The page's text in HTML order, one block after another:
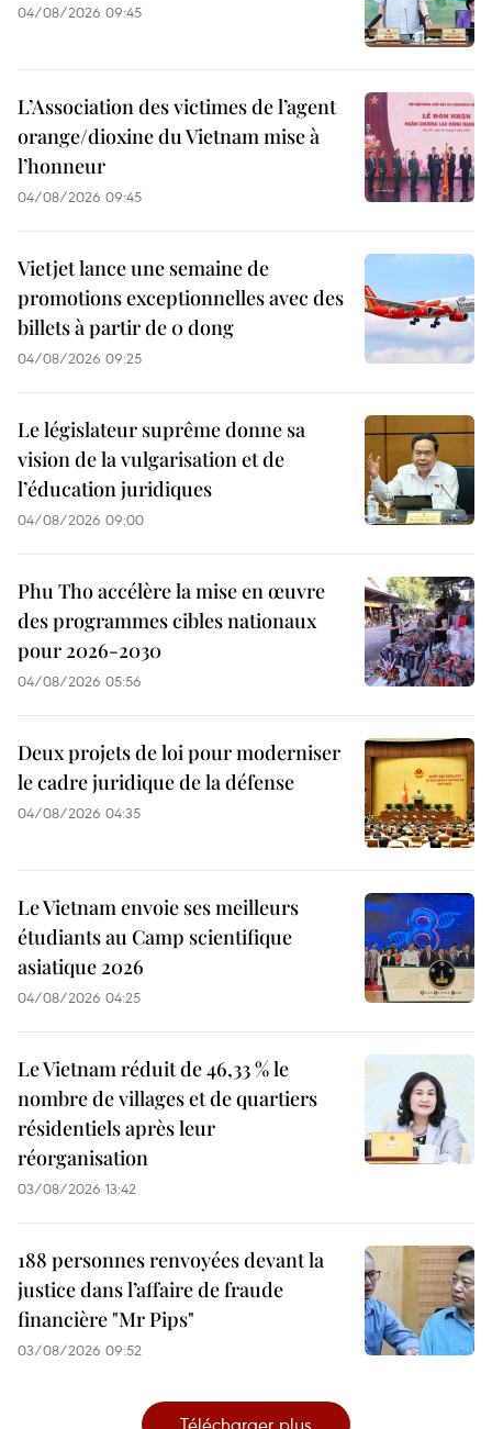
04/08/2026 09:45
L’Association des victimes de l’agent
orange/dioxine du Vietnam mise à
l’honneur
04/08/2026 09:45
Vietjet lance une semaine de
promotions exceptionnelles avec des
billets à partir de 0 dong
04/08/2026 09:25
Le législateur suprême donne sa
vision de la vulgarisation et de
l’éducation juridiques
04/08/2026 09:00
Phu Tho accélère la mise en œuvre
des programmes cibles nationaux
pour 2026-2030
04/08/2026 05:56
Deux projets de loi pour moderniser
le cadre juridique de la défense
04/08/2026 04:35
Le Vietnam envoie ses meilleurs
étudiants au Camp scientifique
asiatique 2026
04/08/2026 04:25
Le Vietnam réduit de 46,33 % le
nombre de villages et de quartiers
résidentiels après leur
réorganisation
03/08/2026 13:42
188 personnes renvoyées devant la
justice dans l’affaire de fraude
financière "Mr Pips"
03/08/2026 09:52
Télécharger plus